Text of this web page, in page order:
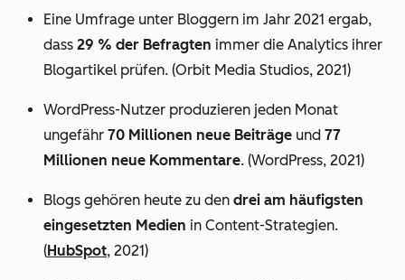
Eine Umfrage unter Bloggern im Jahr 2021 ergab,
dass 29 % der Befragten immer die Analytics ihrer
Blogartikel prüfen. (Orbit Media Studios, 2021)
WordPress-Nutzer produzieren jeden Monat
ungefähr 70 Millionen neue Beiträge und 77
Millionen neue Kommentare. (WordPress, 2021)
Blogs gehören heute zu den drei am häufigsten
eingesetzten Medien in Content-Strategien.
(HubSpot, 2021)